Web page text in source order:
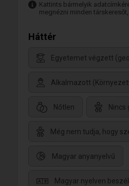
Kattints bármelyik
megnézni minden
Háttér
Egyetemet végzett
Alkalmazott
Nőtlen Nincs
Még nem tudja, hogy
Magyar anyanyelvű
Magyar nyelven beszél